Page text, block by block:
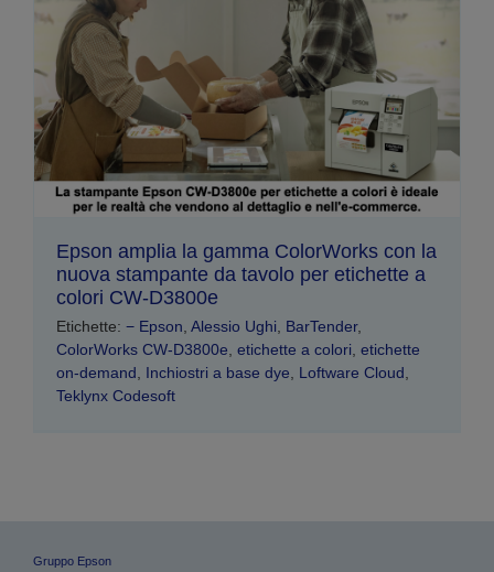
Epson amplia la gamma ColorWorks con la
nuova stampante da tavolo per etichette a
colori CW-D3800e
Etichette: − Epson, Alessio Ughi, BarTender,
ColorWorks CW-D3800e, etichette a colori, etichette
on-demand, Inchiostri a base dye, Loftware Cloud,
Teklynx Codesoft
Gruppo Epson